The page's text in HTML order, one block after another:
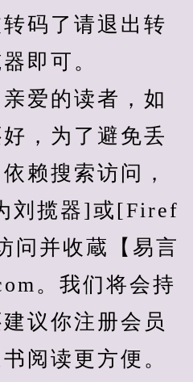
码了请退出转
即可。
爱的读者，如
，为了避免丢
赖搜索访问，
刘揽器]或[Firef
问并收蔵【易言
。我们将会持
议你注册会员
阅读更方便。